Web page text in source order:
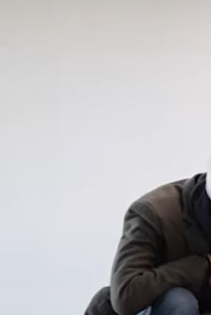
uspokojivú jazdu. Elektromotor s
zvláda jazdu s vysokým zaťažením a
benzínový motor zasahuje pri vyšších